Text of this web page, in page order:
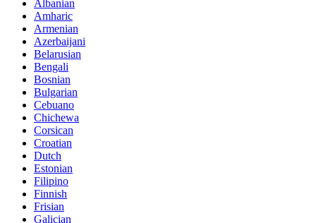
Albanian
Amharic
Armenian
Azerbaijani
Belarusian
Bengali
Bosnian
Bulgarian
Cebuano
Chichewa
Corsican
Croatian
Dutch
Estonian
Filipino
Finnish
Frisian
Galician